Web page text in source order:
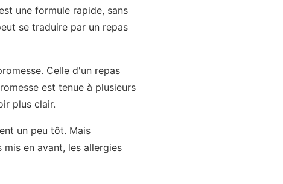
une formule rapide, sans
se traduire par un repas
Celle d'un repas
est tenue à plusieurs
plus clair.
un peu tôt. Mais
en avant, les allergies